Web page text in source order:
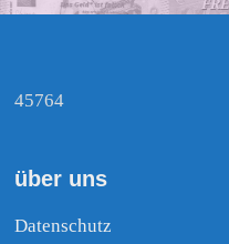
45764
über uns
Datenschutz